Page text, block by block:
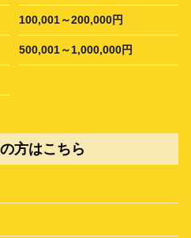
100,001～200,000円
500,001～1,000,000円
方はこちら